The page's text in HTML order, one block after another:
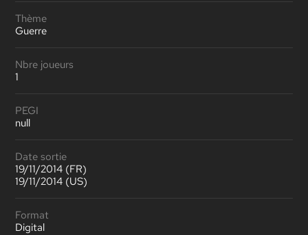
Thème
Guerre
Nbre joueurs
1
PEGI
null
Date sortie
19/11/2014 (FR)
19/11/2014 (US)
Format
Digital